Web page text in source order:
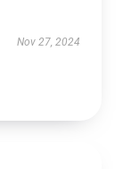
Nov 27, 2024